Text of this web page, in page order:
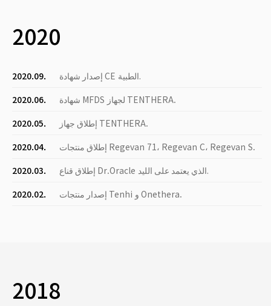
2020
2020.09.
إصدار شهادة CE الطبية.
2020.06.
شهادة MFDS لجهاز TENTHERA.
2020.05.
إطلاق جهاز TENTHERA.
2020.04.
إطلاق منتجات Regevan 71، Regevan C، Regevan S.
2020.03.
إطلاق قناع Dr.Oracle الذي يعتمد على الليد.
2020.02.
إصدار منتجات Tenhi و Onethera.
2018